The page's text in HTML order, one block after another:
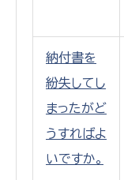
納付書を
紛失してし
まったがど
うすればよ
いですか。